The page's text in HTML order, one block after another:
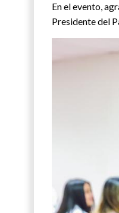
En el evento,
Presidente del